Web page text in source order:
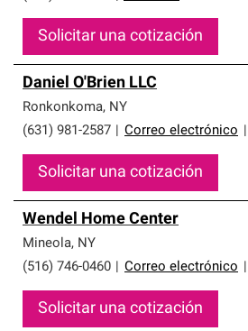
Solicitar una cotización
Daniel O'Brien LLC
Ronkonkoma, NY
(631) 981-2587
Correo electrónico
Solicitar una cotización
Wendel Home Center
Mineola, NY
(516) 746-0460
Correo electrónico
Solicitar una cotización